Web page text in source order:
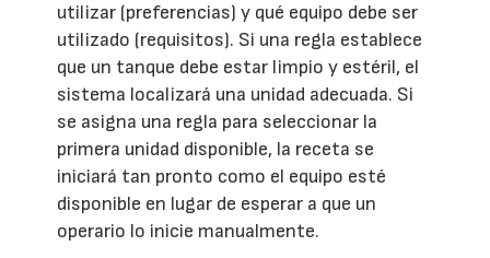
utilizar (preferencias) y qué equipo debe ser
utilizado (requisitos). Si una regla establece
que un tanque debe estar limpio y estéril, el
sistema localizará una unidad adecuada. Si
se asigna una regla para seleccionar la
primera unidad disponible, la receta se
iniciará tan pronto como el equipo esté
disponible en lugar de esperar a que un
operario lo inicie manualmente.